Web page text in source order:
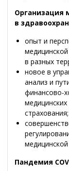
Организация
в
опыт и
в разных
новое в
анализ и
финансово-
страхования;
Пандемия